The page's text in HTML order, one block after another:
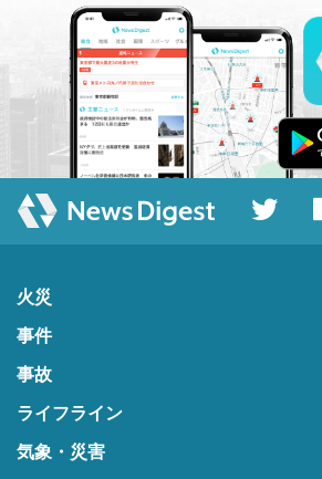
火災
事件
事故
ライフライン
気象・災害